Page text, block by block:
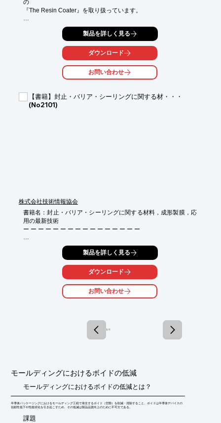
の
『The Resin Coater』を取り扱っています。
モジュール/チップレベル・コーターの「CLシリーズ」やウエハ
コーターの「WLシリーズ」をラインアップ。
ドットをはじめ、ラインやベゼルなどの様々な形状塗布へ対応し
■ガードリング、ダム形成
■チップ、電極等の封止
製品を詳しく見る
ダウンロード
お問い合わせ
【書籍】封止・バリア・シーリングに関する材・・・
(No2101)
株式会社技術情報協会
書籍名：封止・バリア・シーリングに関する材料，成形製膜，応
用の最新技術
ー ー ー ー ー ー ー ー ー ー ー ー ー ー ー ー
★布設型センサ・カメラの防錆防食 ， 次世代照明・テレビの長
寿命化，水素ガスや電解液酸化ガスの漏洩防止など
～５Ｇ機器 ，次世代自動車 ，ＩｏＴ機器や未来の蓄電デバイス
ー ー ー ー ー ー ー ー ー ー ー ー ー ー ー ー
■　本書のポイント
★封止，バリアの測定・評価・解析
★次世代自動車，次世代ディスプレイ，蓄電分野の封止・バリ
●体　裁：A4判 689頁
●執筆者：67名
●ISBN：978-4-86104-838-8
製品を詳しく見る
ダウンロード
お問い合わせ
1 / 1
モールディングにおけるボイドの低減
モールディングにおけるボイドの低減とは？
半導体パッケージングにおけるモールディング工程で発生するボイド（空隙）を削減・排除すること。ボイドは半導体デバイスの
信頼性低下や性能劣化を引き起こすため、その低減は製品品質向上のために不可欠である。
​課題